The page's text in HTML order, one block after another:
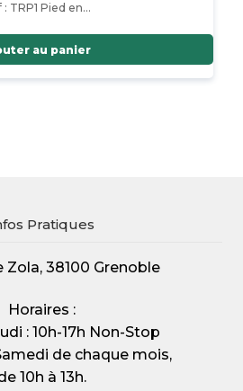
: TRP1 Pied en…
au panier
Pratiques
Zola, 38100 Grenoble
Horaires :
: 10h-17h Non-Stop
de chaque mois,
10h à 13h.